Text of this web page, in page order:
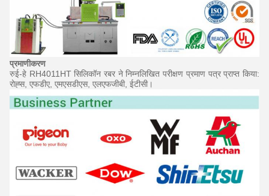
प्रमाणीकरण
रुई-हे RH4011HT सिलिकॉन रबर ने निम्नलिखित परीक्षण प्रमाण पत्र प्राप्त किया:
रोह्स, एफडीए, एमएसडीएस, एलएफजीबी, ईटीसी।